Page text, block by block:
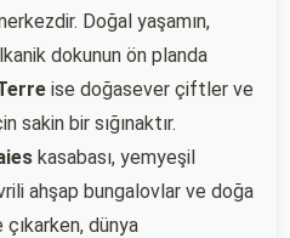
Doğal yaşamın,
dokunun ön planda
ise doğasever çiftler ve
sakin bir sığınaktır.
kasabası, yemyeşil
ahşap bungalovlar ve doğa
dünya